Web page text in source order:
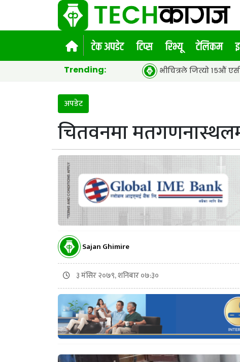
टेक अपडेट टिप्स रिभ्यू टेलिकम
Trending: भीचित्रले जित्यो १५औं एसीईएफ
अपडेट
चितवनमा
Sajan Ghimire
३ मंसिर २०७९, शनिबार ०७:३०